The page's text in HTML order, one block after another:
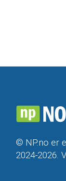
© NP.no er
2024-2026.